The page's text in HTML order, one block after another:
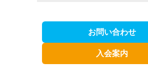
お問い合わせ
入会案内